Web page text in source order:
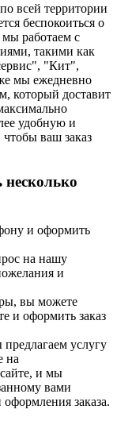
всей территории
беспокоиться о
работаем с
такими как
"Кит",
мы ежедневно
который доставит
удобную и
ваш заказ
несколько
и оформить
на нашу
и
вы можете
и оформить заказ
услугу
на
и мы
вами
заказа.